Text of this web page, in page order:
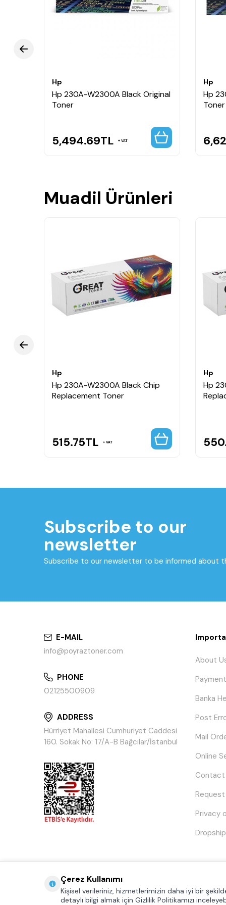
İlk sayfadan son sayfaya kadar tutarlı baskı
Kurumsal dokümanlar
Hp
Hp 230A-W2300A Black Original
Toner
5,494.69TL VAT
Hp
Hp
Toner
Muadil Ürünleri
Hp
Hp 230A-W2300A Black Chip
Replacement Toner
515.75TL VAT
Hp
Hp
Subscribe to our
newsletter
Subscribe to our newsletter to be informed about
E-MAIL
info@poyraztoner.com
PHONE
02125500909
ADDRESS
Hürriyet Mahallesi Cumhuriyet Caddesi
160. Sokak No: 17/A-B Bağcılar/İstanbul
About
Banka
Post
Mail
Online
Contact
Privacy
Çerez Kullanımı
Kişisel verileriniz, hizmetlerimizin daha iyi bir
detaylı bilgi almak için Gizlilik Politikamızı